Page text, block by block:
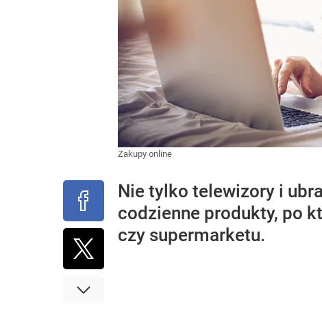
Zakupy online
Nie tylko telewizory i
codzienne produkty, po
czy supermarketu.